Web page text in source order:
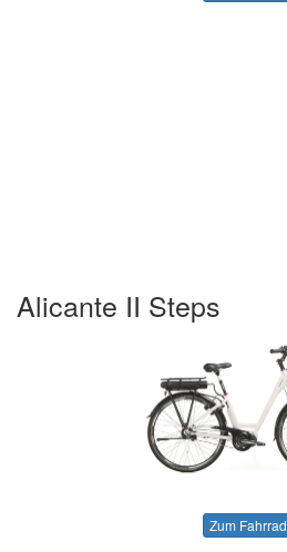
Alicante II Steps
Zum Fahrrad